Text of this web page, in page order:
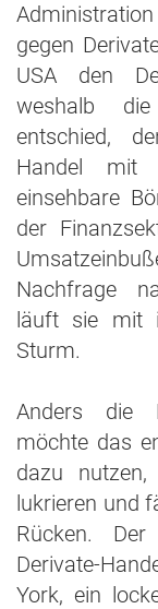
gegen
USA den
weshalb
entschied,
Handel mit
einsehbare
der
Nachfrage
läuft sie mit
Sturm.
Anders die
möchte das
dazu
lukrieren und
Rücken.
Derivate-
York, ein